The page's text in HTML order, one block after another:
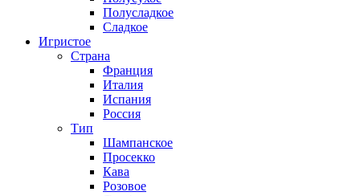
Полусладкое
Сладкое
Игристое
Страна
Франция
Италия
Испания
Россия
Тип
Шампанское
Просекко
Кава
Розовое